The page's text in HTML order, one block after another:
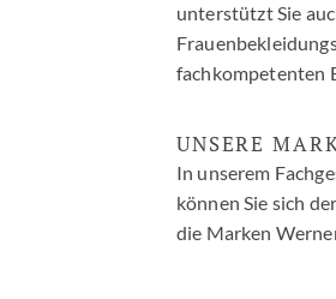
unterstützt Sie
fachkompetenten
UNSERE
In unserem
können Sie sich
die Marken